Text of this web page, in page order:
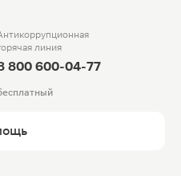
линия
800 600-04-77